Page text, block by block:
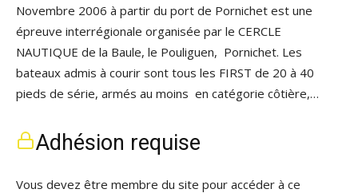
Novembre 2006 à partir du port de Pornichet est une
épreuve interrégionale organisée par le CERCLE
NAUTIQUE de la Baule, le Pouliguen, Pornichet. Les
bateaux admis à courir sont tous les FIRST de 20 à 40
pieds de série, armés au moins en catégorie côtière,…
Adhésion requise
Vous devez être membre du site pour accéder à ce